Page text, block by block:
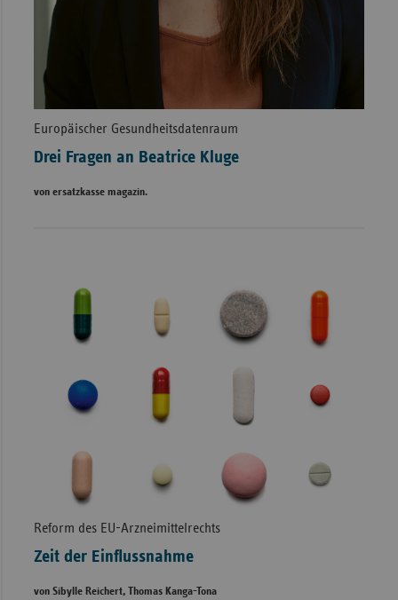
Europäischer Gesundheitsdatenraum
Drei Fragen an Beatrice Kluge
von ersatzkasse magazin.
Reform des EU-Arzneimittelrechts
Zeit der Einflussnahme
von Sibylle Reichert, Thomas Kanga-Tona